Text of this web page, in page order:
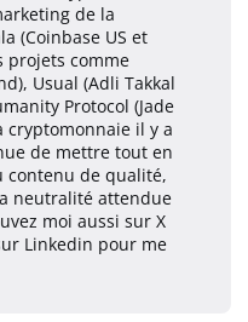
de la
(Coinbase US et
projets comme
Usual (Adli Takkal
Protocol (Jade
cryptomonnaie il y a
de mettre tout en
de qualité,
neutralité attendue
moi aussi sur X
Linkedin pour me